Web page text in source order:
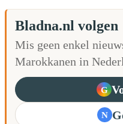
Bladna.nl volgen
Mis geen enkel
Marokkanen in
G
N